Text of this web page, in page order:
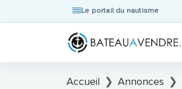
Le portail du nautisme
Accueil Annonces